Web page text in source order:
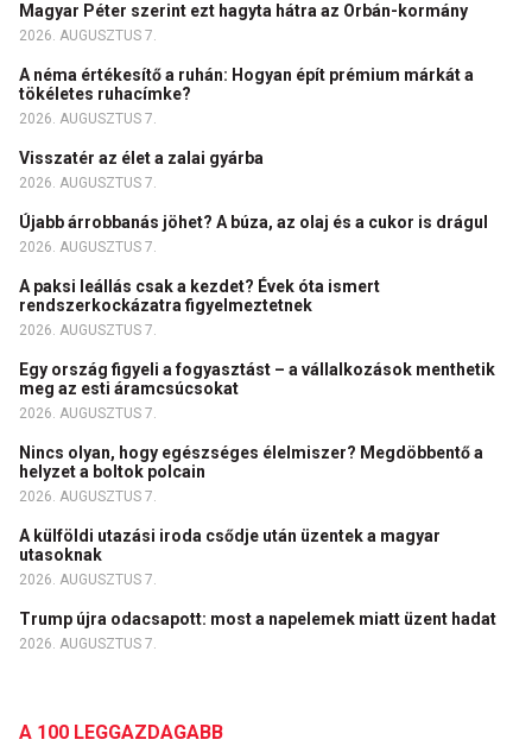
Magyar Péter szerint ezt hagyta hátra az Orbán-kormány
2026. AUGUSZTUS 7.
A néma értékesítő a ruhán: Hogyan épít prémium márkát a
tökéletes ruhacímke?
2026. AUGUSZTUS 7.
Visszatér az élet a zalai gyárba
2026. AUGUSZTUS 7.
Újabb árrobbanás jöhet? A búza, az olaj és a cukor is drágul
2026. AUGUSZTUS 7.
A paksi leállás csak a kezdet? Évek óta ismert
rendszerkockázatra figyelmeztetnek
2026. AUGUSZTUS 7.
Egy ország figyeli a fogyasztást – a vállalkozások menthetik
meg az esti áramcsúcsokat
2026. AUGUSZTUS 7.
Nincs olyan, hogy egészséges élelmiszer? Megdöbbentő a
helyzet a boltok polcain
2026. AUGUSZTUS 7.
A külföldi utazási iroda csődje után üzentek a magyar
utasoknak
2026. AUGUSZTUS 7.
Trump újra odacsapott: most a napelemek miatt üzent hadat
2026. AUGUSZTUS 7.
A 100 LEGGAZDAGABB